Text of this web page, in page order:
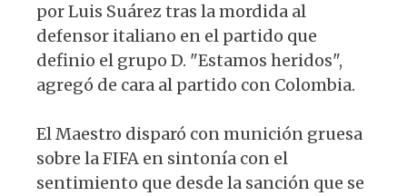
por Luis Suárez tras la mordida al
defensor italiano en el partido que
definio el grupo D. "Estamos heridos",
agregó de cara al partido con Colombia.
El Maestro disparó con munición gruesa
sobre la FIFA en sintonía con el
sentimiento que desde la sanción que se